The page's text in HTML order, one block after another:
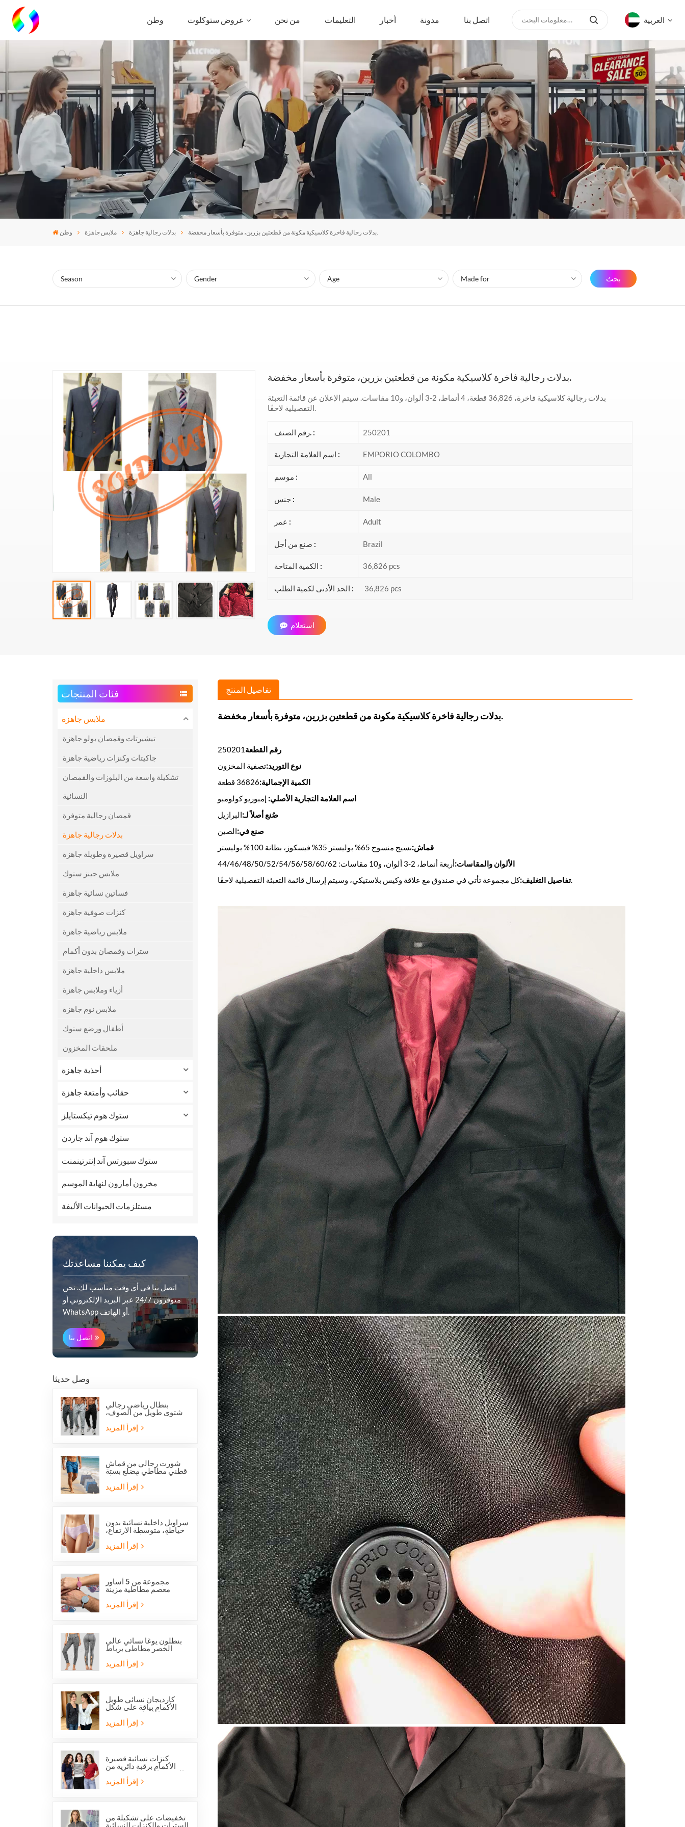
وطن عروض ستوكلوت من نحن التعليمات أخبار مدونة اتصل بنا العربية
English
русский
español
العربية
وطن ملابس جاهزة بدلات رجالية جاهزة بدلات رجالية فاخرة كلاسيكية مكونة من قطعتين بزرين، متوفرة بأسعار مخفضة.
بحث
بدلات رجالية فاخرة كلاسيكية مكونة من قطعتين بزرين، متوفرة بأسعار مخفضة.
بدلات رجالية كلاسيكية فاخرة، 36,826 قطعة، 4 أنماط، 2-3 ألوان، و10 مقاسات. سيتم الإعلان عن قائمة التعبئة
التفصيلية لاحقًا.
رقم الصنف. : 250201
اسم العلامة التجارية : EMPORIO COLOMBO
موسم : All
جنس : Male
عمر : Adult
صنع من أجل : Brazil
الكمية المتاحة : 36,826 pcs
الحد الأدنى لكمية الطلب : 36,826 pcs
استعلام
فئات المنتجات
ملابس جاهزة
تيشيرتات وقمصان بولو جاهزة
جاكيتات وكنزات رياضية جاهزة
تشكيلة واسعة من البلوزات والقمصان
النسائية
قمصان رجالية متوفرة
بدلات رجالية جاهزة
سراويل قصيرة وطويلة جاهزة
ملابس جينز ستوك
فساتين نسائية جاهزة
كنزات صوفية جاهزة
ملابس رياضية جاهزة
سترات وقمصان بدون أكمام
ملابس داخلية جاهزة
أزياء وملابس جاهزة
ملابس نوم جاهزة
أطفال ورضع ستوك
ملحقات المخزون
أحذية جاهزة
حقائب وأمتعة جاهزة
ستوك هوم تيكستايلز
ستوك هوم آند جاردن
ستوك سبورتس آند إنترتينمنت
مخزون أمازون لنهاية الموسم
مستلزمات الحيوانات الأليفة
كيف يمكننا مساعدتك
اتصل بنا في أي وقت مناسب لك. نحن
متوفرون 24/7 عبر البريد الإلكتروني أو
WhatsApp أو الهاتف.
اتصل بنا
وصل حديثا
بنطال رياضي رجالي
شتوي طويل من الصوف،
بقصة عادية، من
أوفرستوك، مناسب للجري
والجري.
شورت رجالي من قماش
قطني مطاطي مضلع بستة
جيوب من أوفرستوك
سراويل داخلية نسائية بدون
خياطة، متوسطة الارتفاع،
من أوفرستوك، مصنوعة
من قماش يسمح بمرور
الهواء، لطيفة على البشرة،
مجموعة من 5 أساور
معصم مطاطية مزينة
بالخرز تحمل صورة
القديس بنديكت الكاثوليكي
وميدالية المعجزة
بنطلون يوغا نسائي عالي
الخصر مطاطي برباط
متقاطع وفتحات شبكية من
ستوكلوت
كارديجان نسائي طويل
الأكمام بياقة على شكل
حرف V مع رباط جانبي
أمامي
كنزات نسائية قصيرة
الأكمام برقبة دائرية من
الصوف المحبوك، متوفرة
تخفيضات على تشكيلة من
السترات والكنزات النسائية
تفاصيل المنتج
بدلات رجالية فاخرة كلاسيكية مكونة من قطعتين بزرين، متوفرة بأسعار مخفضة.
رقم القطعة 250201
نوع التوريد:تصفية المخزون
الكمية الإجمالية:36826 قطعة
اسم العلامة التجارية الأصلي: إمبوريو كولومبو
صُنع أصلاً لـ:البرازيل
صنع في:الصين
قماش:نسيج منسوج 65% بوليستر 35% فيسكوز، بطانة 100% بوليستر
الألوان والمقاسات:أربعة أنماط، 2-3 ألوان، و10 مقاسات: 44/46/48/50/52/54/56/58/60/62
تفاصيل التغليف:كل مجموعة تأتي في صندوق مع علاقة وكيس بلاستيكي، وسيتم إرسال قائمة التعبئة التفصيلية لاحقًا.